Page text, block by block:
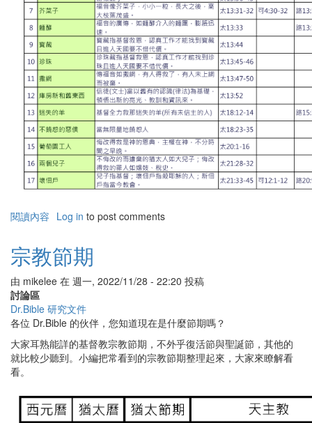
閱讀內容 有
聖
經
的
喻
Log in to post comments
宗教節期
由 mikelee 在 週一, 2022/11/28 - 22:20 投稿
討論區
Dr.Bible 研究文件
各位 Dr.Bible 的伙伴，您知道現在是什麼節期嗎？
大家耳熟能詳的基督教宗教節期，不外乎復活節與聖誕節，其他的
就比較少聽到。小編把常看到的宗教節期整理起來，大家來瞭解看
看。